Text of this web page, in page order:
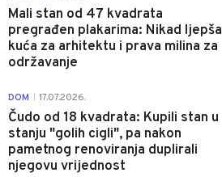
Mali stan od 47 kvadrata
pregrađen plakarima: Nikad ljepša
kuća za arhitektu i prava milina za
održavanje
DOM 17.07.2026.
Čudo od 18 kvadrata: Kupili stan u
stanju "golih cigli", pa nakon
pametnog renoviranja duplirali
njegovu vrijednost